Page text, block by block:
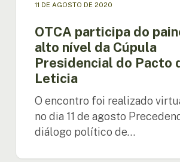
Leticia11 DE AGOSTO DE 2020
OTCA participa do
alto nível da Cúpula
Presidencial do Pacto
Leticia
O encontro foi realizado
no dia 11 de agosto
diálogo político de…